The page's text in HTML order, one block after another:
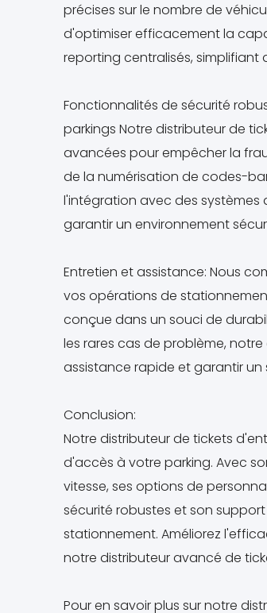
précises sur le nombre de
d'optimiser efficacement la
reporting centralisés, simplifiant
Fonctionnalités de sécurité
parkings Notre distributeur de
avancées pour empêcher la
de la numérisation de codes-
l'intégration avec des systèmes
garantir un environnement
Entretien et assistance: Nous
vos opérations de
conçue dans un souci de
les rares cas de problème,
assistance rapide et garantir un
Conclusion:
Notre distributeur de tickets
d'accès à votre parking. Avec
vitesse, ses options de
sécurité robustes et son
stationnement. Améliorez
notre distributeur avancé de
Pour en savoir plus sur notre